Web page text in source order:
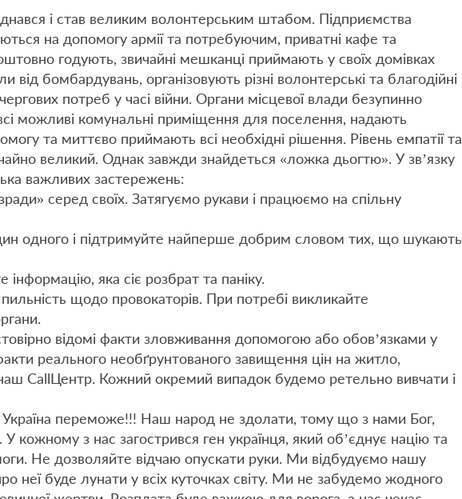
і став великим волонтерським штабом. Підприємства
на допомогу армії та потребуючим, приватні кафе та
годують, звичайні мешканці приймають у своїх домівках
бомбардувань, організовують різні волонтерські та благодійні
потреб у часі війни. Органи місцевої влади безупинно
можливі комунальні приміщення для поселення, надають
та миттєво приймають всі необхідні рішення. Рівень емпатії та
великий. Однак завжди знайдеться «ложка дьогтю». У зв’язку
важливих застережень:
серед своїх. Затягуємо рукави і працюємо на спільну
одного і підтримуйте найперше добрим словом тих, що шукають
яка сіє розбрат та паніку.
щодо провокаторів. При потребі викликайте
відомі факти зловживання допомогою або обов’язками у
реального необґрунтованого завищення цін на житло,
CallЦентр. Кожний окремий випадок будемо ретельно вивчати і
Україна переможе!!! Наш народ не здолати, тому що з нами Бог,
У кожному з нас загострився ген українця, який об’єднує націю та
Не дозволяйте відчаю опускати руки. Ми відбудуємо нашу
неї буде лунати у всіх куточках світу. Ми не забудемо жодного